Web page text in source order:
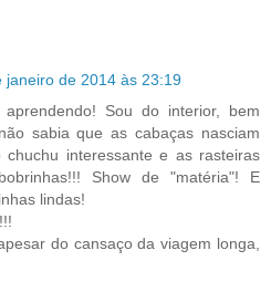
janeiro de 2014 às 23:19
Sou do interior, bem
sabia que as cabaças nasciam
chuchu interessante e as rasteiras
Show de "matéria"! E
lindas!
do cansaço da viagem longa,